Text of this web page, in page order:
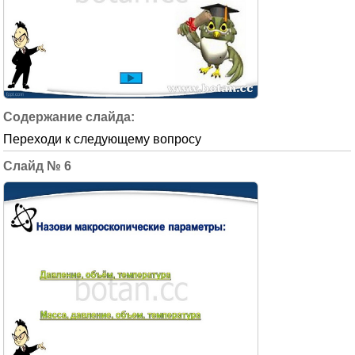
Переходи к следующему вопросу
6